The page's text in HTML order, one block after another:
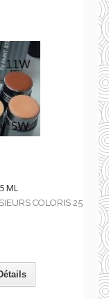
ML
COLORIS 25